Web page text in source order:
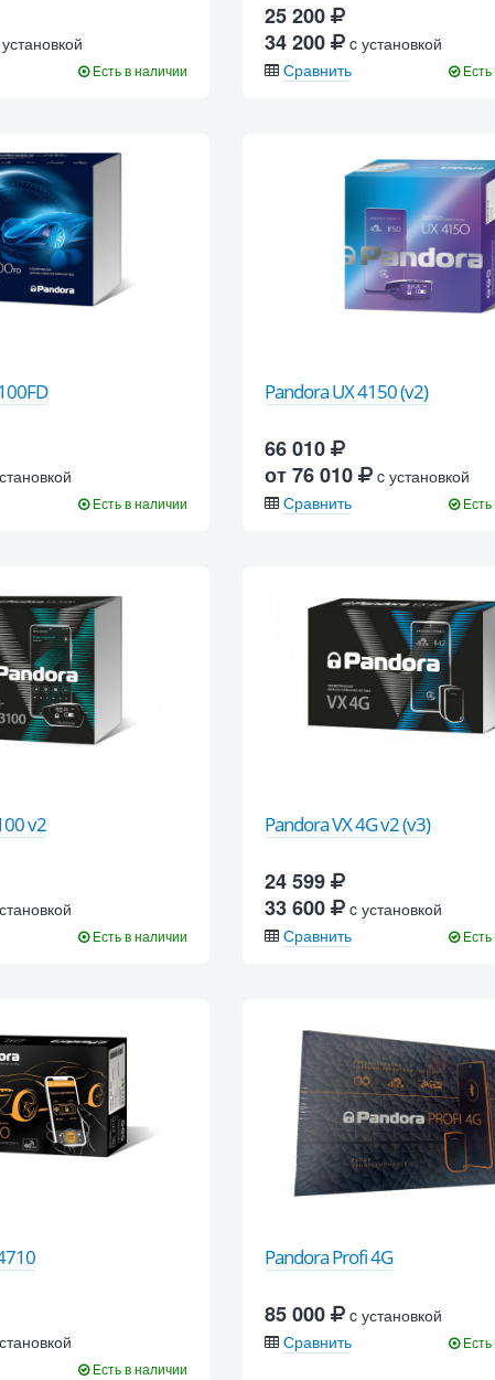
Есть в наличии
25 200
34 200
c установкой
Сравнить
Есть
Есть в наличии
Pandora UX 4150 (v2)
66 010
от 76 010
c установкой
Сравнить
Есть
v2
Есть в наличии
Pandora VX 4G v2 (v3)
24 599
33 600
c установкой
Сравнить
Есть
Есть в наличии
Pandora Profi 4G
85 000
c установкой
Сравнить
Есть